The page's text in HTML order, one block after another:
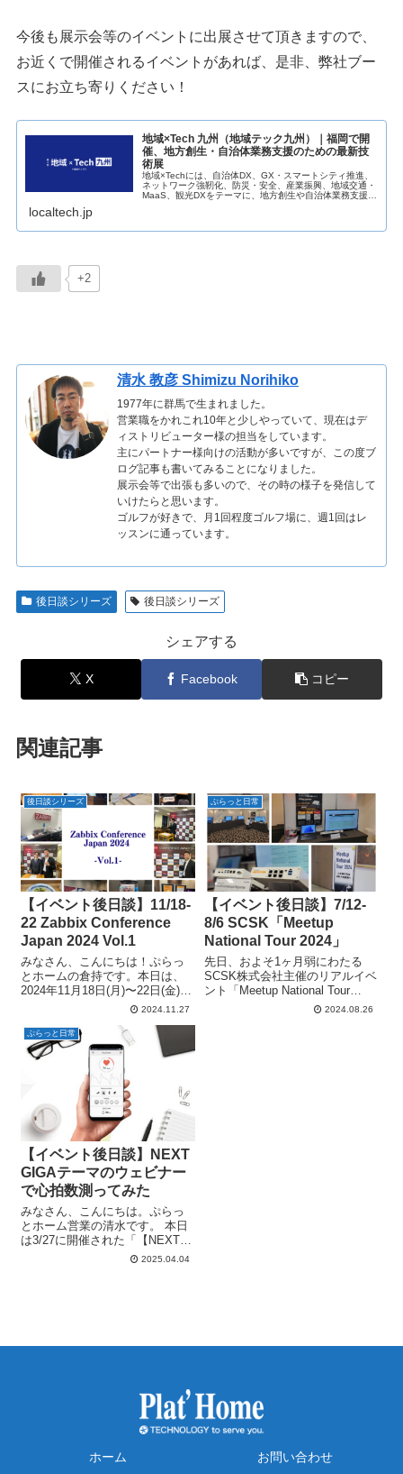
今後も展示会等のイベントに出展させて頂きますので、
お近くで開催されるイベントがあれば、是非、弊社ブー
スにお立ち寄りください！
地域×Tech 九州（地域テック九州）｜福岡で開
催、地方創生・自治体業務支援のための最新技
術展
地域×Techには、自治体DX、GX・スマートシティ推進、
ネットワーク強靭化、防災・安全、産業振興、地域交通・
MaaS、観光DXをテーマに、地方創生や自治体業務支援を
localtech.jp
+2
清水 教彦 Shimizu Norihiko
1977年に群馬で生まれました。
営業職をかれこれ10年と少しやっていて、現在はデ
ィストリビューター様の担当をしています。
主にパートナー様向けの活動が多いですが、この度ブ
ログ記事も書いてみることになりました。
展示会等で出張も多いので、その時の様子を発信して
いけたらと思います。
ゴルフが好きで、月1回程度ゴルフ場に、週1回はレ
ッスンに通っています。
後日談シリーズ 後日談シリーズ
シェアする
X Facebook コピー
関連記事
後日談シリーズ
【イベント後日談】11/18-
22 Zabbix Conference
Japan 2024 Vol.1
みなさん、こんにちは！ぷらっ
とホームの倉持です。本日は、
2024年11月18日(月)〜22日(金)の
1週間に渡って開催された、
Conference Japan 2024』にぷら
っとホームがパート...
2024.11.27
ぷらっと日常
【イベント後日談】7/12-
8/6 SCSK「Meetup
National Tour 2024」
先日、およそ1ヶ月弱にわたる
SCSK株式会社主催のリアルイベ
ント「Meetup National Tour
2024」が無事に終了いたしまし
2024.08.26
ぷらっと日常
【イベント後日談】NEXT
GIGAテーマのウェビナー
で心拍数測ってみた
みなさん、こんにちは。ぷらっ
とホーム営業の清水です。 本日
は3/27に開催された「【NEXT
GIGA到来】教員532名の声と
2025.04.04
ホーム お問い合わせ